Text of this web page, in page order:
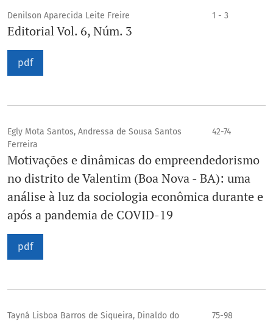
Denilson Aparecida Leite Freire 1 - 3
Editorial Vol. 6, Núm. 3
pdf
Egly Mota Santos, Andressa de Sousa Santos
Ferreira
42-74
Motivações e dinâmicas do empreendedorismo
no distrito de Valentim (Boa Nova - BA): uma
análise à luz da sociologia econômica durante e
após a pandemia de COVID-19
pdf
Tayná Lisboa Barros de Siqueira, Dinaldo do
75-98